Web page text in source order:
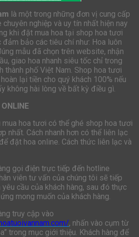
là một trong những đơn vị cung cấp
nghiệp và uy tín nhất hiện nay
khi đặt mua hoa tại shop hoa tươi
bảo các tiêu chí như: Hoa luôn
mẫu đã chọn trên website, nhận
giao hoa nhanh siêu tốc chỉ trong
thành phố Việt Nam. Shop hoa tươi
lại tiền cho quý khách 100% nếu
không hài lòng về bất kỳ điều gì.
mua hoa tươi có thể ghé shop hoa tươi
nhất. Cách nhanh hơn có thể liên lạc
đặt hoa online. Cách thức liên lạc và
gọi điện trực tiếp đến hotline
viên tư vấn của chúng tôi sẽ tiếp
yêu cầu của khách hàng, sau đó thực
mong muốn của khách hàng.
truy cập vào
, nhấn vào cụm từ
trong mục giới thiệu. Khách hàng để